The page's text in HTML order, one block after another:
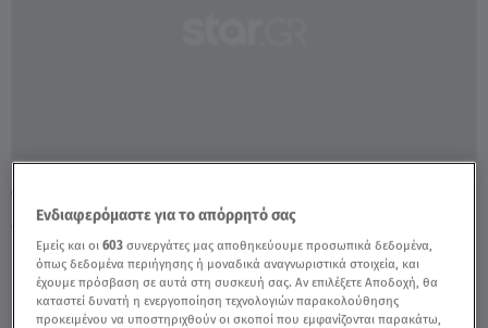
Ο Μαυρίκιος Μαυρικίου Απαντά Για Το
Μενού Των Αρραβώνων - Video
Ενδιαφερόμαστε για το απόρρητό σας
Εμείς και οι603 συνεργάτες μας αποθηκεύουμε προσωπικά δεδομένα,
όπως δεδομένα περιήγησης ή μοναδικά αναγνωριστικά στοιχεία, και
έχουμε πρόσβαση σε αυτά στη συσκευή σας. Αν επιλέξετε Αποδοχή, θα
καταστεί δυνατή η ενεργοποίηση τεχνολογιών παρακολούθησης
προκειμένου να υποστηριχθούν οι σκοποί που εμφανίζονται παρακάτω,